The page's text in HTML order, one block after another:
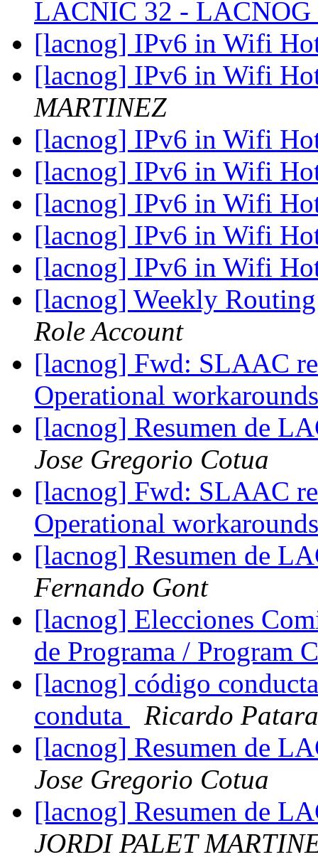
LACNIC 32 -
[lacnog] IPv6 in Wifi
[lacnog] IPv6 in Wifi
MARTINEZ
[lacnog] IPv6 in Wifi
[lacnog] IPv6 in Wifi
[lacnog] IPv6 in Wifi
[lacnog] IPv6 in Wifi
[lacnog] IPv6 in Wifi
[lacnog] Weekly
Role Account
[lacnog] Fwd: SLAAC
Operational
[lacnog] Resumen de
Jose Gregorio Cotua
[lacnog] Fwd: SLAAC
Operational
[lacnog] Resumen de
Fernando Gont
[lacnog] Elecciones
de Programa / Program
[lacnog] código
conduta
Ricardo Patara
[lacnog] Resumen de
Jose Gregorio Cotua
[lacnog] Resumen de
JORDI PALET